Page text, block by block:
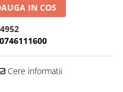
IN COS
4952
0746111600
Cere informatii